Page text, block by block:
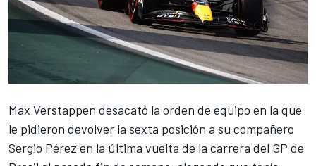
Max Verstappen desacató la orden de equipo en la que
le pidieron devolver la sexta posición a su compañero
Sergio Pérez en la última vuelta de la carrera del GP de